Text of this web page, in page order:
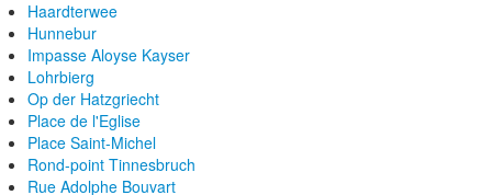
Haardterwee
Hunnebur
Impasse Aloyse Kayser
Lohrbierg
Op der Hatzgriecht
Place de l'Eglise
Place Saint-Michel
Rond-point Tinnesbruch
Rue Adolphe Bouvart